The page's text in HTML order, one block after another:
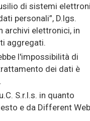
di sistemi
personali”, D.lgs.
archivi elettronici, in
aggregati.
l'impossibilità di
dei dati è
S.r.l.s. in quanto
e da Different Web